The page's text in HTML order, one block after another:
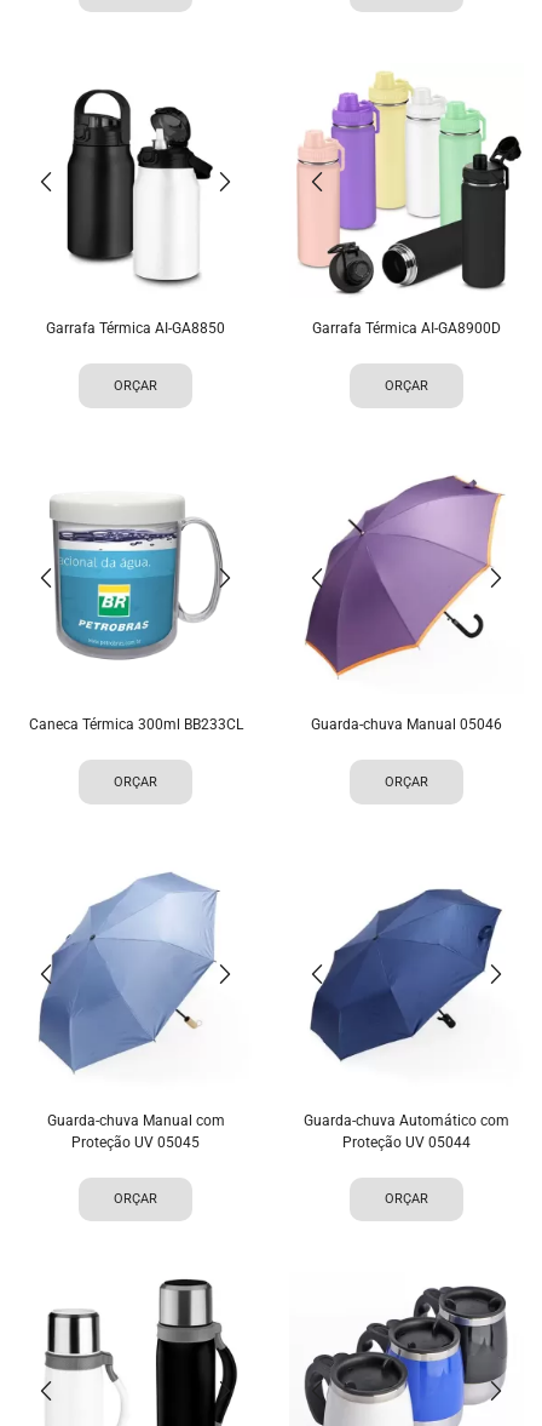
Garrafa Térmica AI-GA8850
ORÇAR
Garrafa Térmica AI-GA8900D
ORÇAR
Caneca Térmica 300ml BB233CL
ORÇAR
Guarda-chuva Manual 05046
ORÇAR
Guarda-chuva Manual com
Proteção UV 05045
ORÇAR
Guarda-chuva Automático com
Proteção UV 05044
ORÇAR